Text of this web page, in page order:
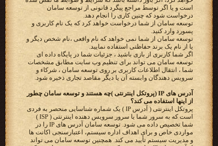
است و یا اگر توسط مراجع پیگرد قانونی از توسعه سامان
درخواست شود که چنین کاری را انجام دهد.
توسعه سامان از شما درخواست خواهد کرد که یک نام کاربری و
پسورد وارد کنید.
توسعه سامان از شما نمی خواهد که نام واقعی ،نام شخص دیگر و
یا از نام یک برند حفاظتی استفاده نمایید.
اگر شما کاربری از بازی باشید ، جزئیات شما در پایگاه داده ای
توسعه سامان می تواند برای تنظیم وب سایت مطابق مشخصات
شما ، انتقال اطلاعات کاربری بر روی توسعه سامان ، شرکاء و
سرویس دهندگان وابسته آن یا دیگر مقاصد تجاری ذخیره شود.
آدرس های IP (پروتکل اینترنتی )چه هستند و توسعه سامان چطور
از اینها استفاده می کند؟
پروتکل اینترنتی ( آدرس IP ) یک شماره شناسایی منحصر به فردی
است که به سرور شما یا سرور سرویس دهنده اینترنتی ( ISP )
شما تخصیص داده می شود. توسعه سامان آدرس های IP را در
مواردی خاص و برای اهداف اداره سیستم، اعتبارسنجی اکانت ها
و مدیریت سیستم تأیید می کند. همچنین توسعه سامان می تواند